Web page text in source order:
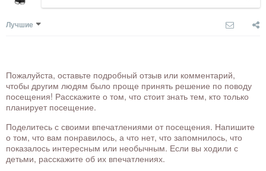
Лучшие
Пожалуйста, оставьте подробный отзыв или комментарий,
чтобы другим людям было проще принять решение по поводу
посещения! Расскажите о том, что стоит знать тем, кто только
планирует посещение.
Поделитесь с своими впечатлениями от посещения. Напишите
о том, что вам понравилось, а что нет, что запомнилось, что
показалось интересным или необычным. Если вы ходили с
детьми, расскажите об их впечатлениях.